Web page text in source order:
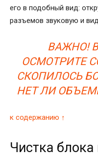
его в подобный вид:
разъемов звуковую и
ВАЖНО!
ОСМОТРИТЕ
СКОПИЛОСЬ
НЕТ ЛИ
к содержанию ↑
Чистка блока